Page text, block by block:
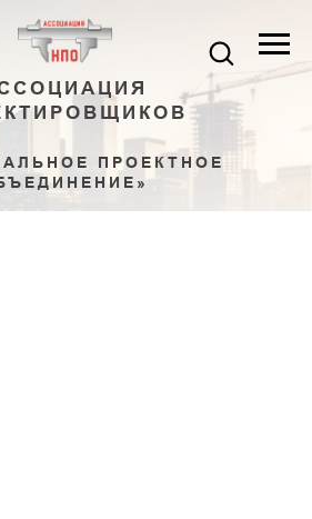
ПРОЕКТНОЕ